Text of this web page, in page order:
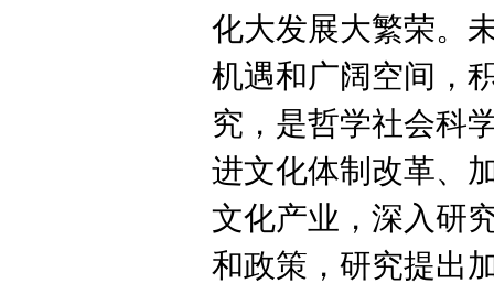
化大发展大繁荣。
机遇和广阔空间，
究，是哲学社会科
进文化体制改革、
文化产业，深入研
和政策，研究提出